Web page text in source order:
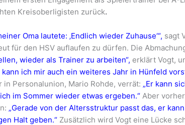
Kreisoberligisten zurück.
Oma lautete: ‚Endlich wieder Zuhause‘“, sagt
für den HSV auflaufen zu dürfen. Die
wieder als Trainer zu arbeiten“, erklärt Vogt,
ich mir auch ein weiteres Jahr in Hünfeld
in Personalunion, Mario Rohde, verrät: „Er kann
im Sommer wieder etwas ergeben.“ Aber
„Gerade von der Altersstruktur passt das, er
Halt geben.“ Zusätzlich wird Vogt eine Lücke